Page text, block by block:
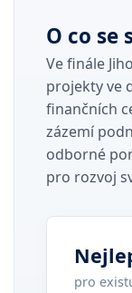
O co se
Ve finále
projekty ve
finančních
zázemí
odborné
pro rozvoj
pro